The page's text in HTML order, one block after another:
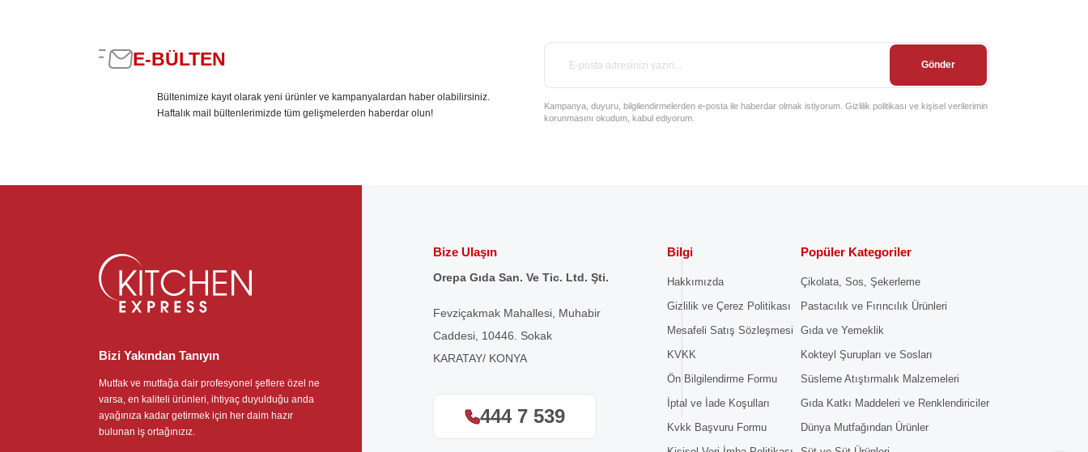
E-BÜLTEN
Bültenimize kayıt olarak yeni ürünler ve kampanyalardan haber olabilirsiniz.
Haftalık mail bültenlerimizde tüm gelişmelerden haberdar olun!
Gönder
Kampanya, duyuru, bilgilendirmelerden e-posta ile haberdar olmak istiyorum. Gizlilik politikası ve kişisel verilerimin
korunmasını okudum, kabul ediyorum.
Bizi Yakından Tanıyın
Mutfak ve mutfağa dair profesyonel şeflere özel ne
varsa, en kaliteli ürünleri, ihtiyaç duyulduğu anda
ayağınıza kadar getirmek için her daim hazır
bulunan iş ortağınızız.
Bize Ulaşın
Orepa Gıda San. Ve Tic. Ltd. Şti.
Fevziçakmak Mahallesi, Muhabir
Caddesi, 10446. Sokak
KARATAY/ KONYA
444 7 539
Bilgi
Hakkımızda
Gizlilik ve Çerez Politikası
Mesafeli Satış Sözleşmesi
KVKK
Ön Bilgilendirme Formu
İptal ve İade Koşulları
Kvkk Başvuru Formu
Popüler Kategoriler
Çikolata, Sos, Şekerleme
Pastacılık ve Fırıncılık Ürünleri
Gıda ve Yemeklik
Kokteyl Şurupları ve Sosları
Süsleme Atıştırmalık Malzemeleri
Gıda Katkı Maddeleri ve Renklendiriciler
Dünya Mutfağından Ürünler